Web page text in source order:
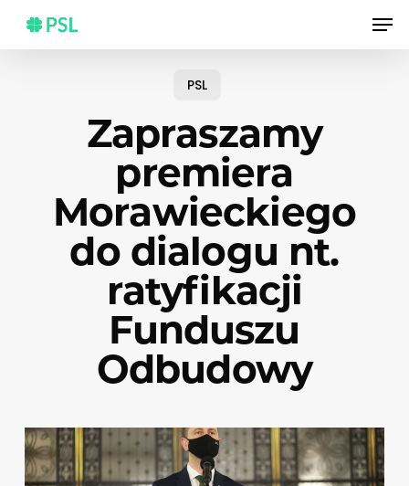
main
PSL
Zapraszamy
premiera
Morawieckiego
do dialogu nt.
ratyfikacji
Funduszu
Odbudowy